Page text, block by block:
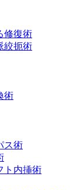
修復術
絞扼術
術
ス術
ト内挿術